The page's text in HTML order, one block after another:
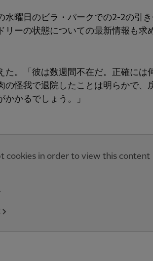
水曜日のビラ・パークでの2-2の引
リーの状態についての最新情報も求
た。「彼は数週間不在だ。正確には
怪我で退院したことは明らかで、
かるでしょう。」
cookies in order to view this content